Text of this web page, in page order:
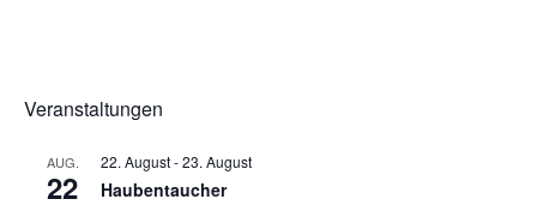
Veranstaltungen
AUG.
22
22. August-23. August
Haubentaucher